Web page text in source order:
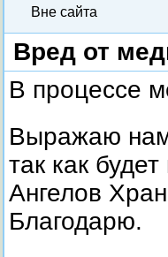
Вне сайта
Вред от
В процессе
Выражаю
так как
Ангелов
Благодарю.